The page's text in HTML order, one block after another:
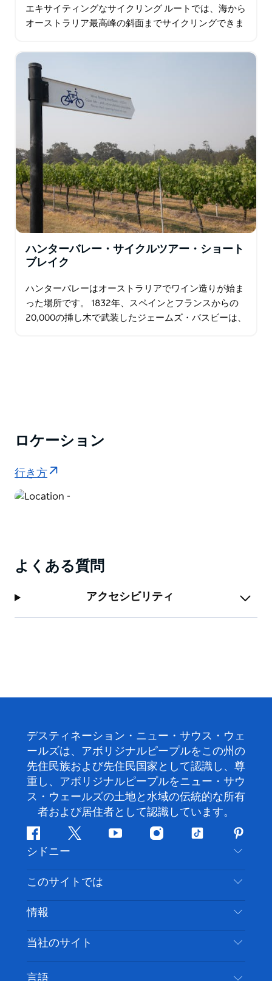
エキサイティングなサイクリング ルートでは、海から
オーストラリア最高峰の斜面までサイクリングできま
まざまな体験ができるので…
ハンターバレー・サイクルツアー・ショート
ブレイク
ハンターバレーはオーストラリアでワイン造りが始ま
った場所です。 1832年、スペインとフランスからの
20,000の挿し木で武装したジェームズ・バスビーは、
ロケーション
行き方
よくある質問
アクセシビリティ
デスティネーション・ニュー・サウス・ウェ
ールズは、アボリジナルピープルをこの州の
先住民族および先住民国家として認識し、尊
重し、アボリジナルピープルをニュー・サウ
ス・ウェールズの土地と水域の伝統的な所有
者および居住者として認識しています。
フ
ェ
イ
ス
ブ
ッ
ク
ツ
ッ
タ
ー
ユ
チ
ー
イ
ス
グ
ム
テ
ッ
ト
ク
ピ
ン
タ
レ
ス
ト
シドニー
お問い合わせ
免責事項
クッキーに関する通知
このサイトでは
目的地
やるべきこと
イベント
情報
旅行情報
アクセシブルシドニー
当社のサイト